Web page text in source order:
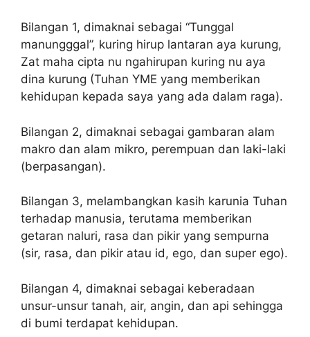
Bilangan 1, dimaknai sebagai “Tunggal
manungggal”, kuring hirup lantaran aya kurung,
Zat maha cipta nu ngahirupan kuring nu aya
dina kurung (Tuhan YME yang memberikan
kehidupan kepada saya yang ada dalam raga).
Bilangan 2, dimaknai sebagai gambaran alam
makro dan alam mikro, perempuan dan laki-laki
(berpasangan).
Bilangan 3, melambangkan kasih karunia Tuhan
terhadap manusia, terutama memberikan
getaran naluri, rasa dan pikir yang sempurna
(sir, rasa, dan pikir atau id, ego, dan super ego).
Bilangan 4, dimaknai sebagai keberadaan
unsur-unsur tanah, air, angin, dan api sehingga
di bumi terdapat kehidupan.